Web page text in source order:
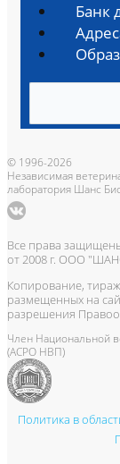
Банк
О
Анализы и
Владельцам
Врачам и
© 1996-2026
Независимая
лаборатория Шанс
Все права
от 2008 г. ООО
Копирование,
размещенных на
разрешения
Член Национальной
(АСРО НВП)
Политика в